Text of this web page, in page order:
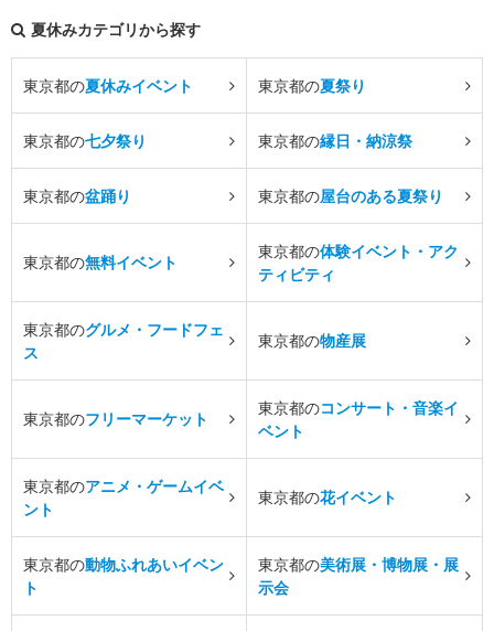
夏休みカテゴリから探す
東京都の夏休みイベント 東京都の夏祭り
東京都の七夕祭り 東京都の縁日・納涼祭
東京都の盆踊り 東京都の屋台のある夏祭り
東京都の無料イベント
東京都の体験イベント・アク
ティビティ
東京都のグルメ・フードフェ
ス
東京都の物産展
東京都のフリーマーケット
東京都のコンサート・音楽イ
ベント
東京都のアニメ・ゲームイベ
ント
東京都の花イベント
東京都の動物ふれあいイベン
ト
東京都の美術展・博物展・展
示会